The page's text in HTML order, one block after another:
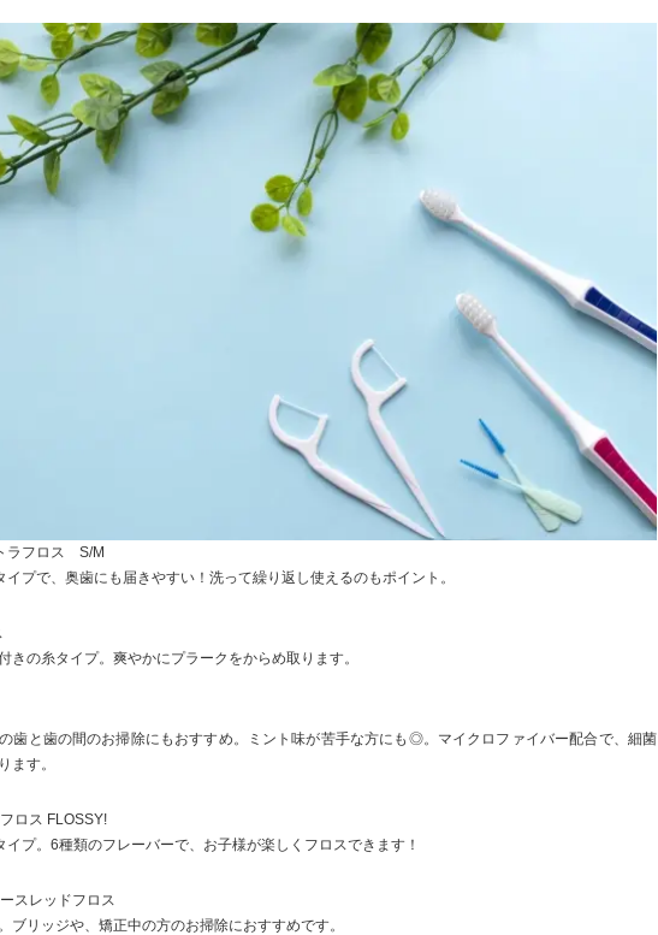
ラフロス S/M
イプで、奥歯にも届きやすい！洗って繰り返し使えるのもポイント。
きの糸タイプ。爽やかにプラークをからめ取ります。
歯と歯の間のお掃除にもおすすめ。ミント味が苦手な方にも◎。マイクロファイバー配合で、細菌
ます。
ロス FLOSSY!
イプ。6種類のフレーバーで、お子様が楽しくフロスできます！
スレッドフロス
ブリッジや、矯正中の方のお掃除におすすめです。